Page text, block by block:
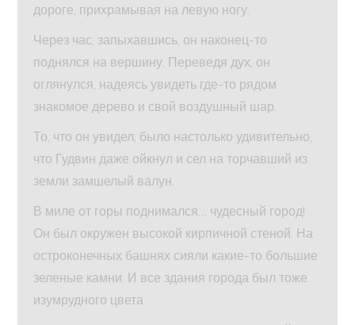
дороге, прихрамывая на левую ногу.
Через час, запыхавшись, он наконец-то
поднялся на вершину. Переведя дух, он
оглянулся, надеясь увидеть где-то рядом
знакомое дерево и свой воздушный шар.
То, что он увидел, было настолько удивительно,
что Гудвин даже ойкнул и сел на торчавший из
земли замшелый валун.
В миле от горы поднимался… чудесный город!
Он был окружен высокой кирпичной стеной. На
остроконечных башнях сияли какие-то большие
зеленые камни. И все здания города был тоже
изумрудного цвета.